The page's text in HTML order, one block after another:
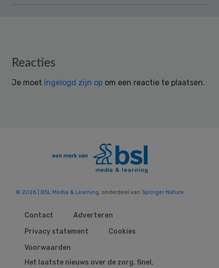
Reader
Reacties
Je moet ingelogd zijn op om een reactie te plaatsen.
© 2026 | BSL Media & Learning, onderdeel van Springer Nature
Contact
Adverteren
Privacy statement
Cookies
Voorwaarden
Het laatste nieuws over de zorg. Snel,